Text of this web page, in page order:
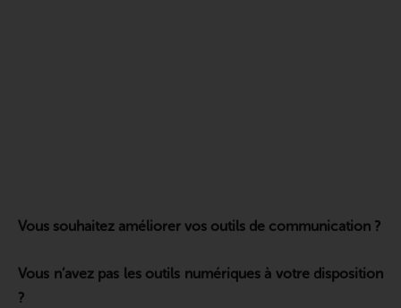
Vous souhaitez améliorer vos outils de communication ?
Vous n’avez pas les outils numériques à votre disposition
?